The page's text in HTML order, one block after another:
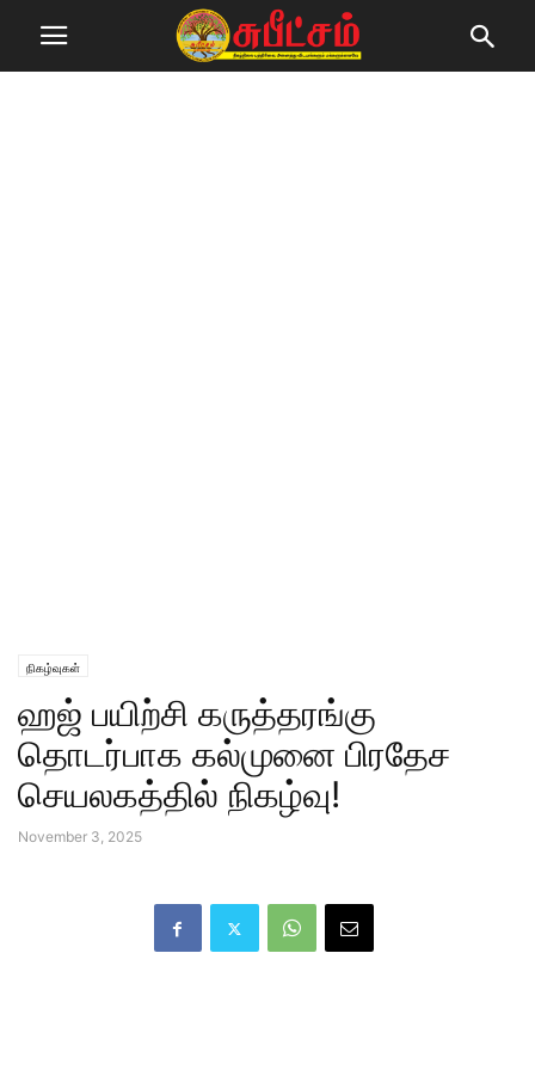
நிகழ்வுகள்
ஹஜ் பயிற்சி கருத்தரங்கு
தொடர்பாக கல்முனை பிரதேச
செயலகத்தில் நிகழ்வு!
November 3, 2025